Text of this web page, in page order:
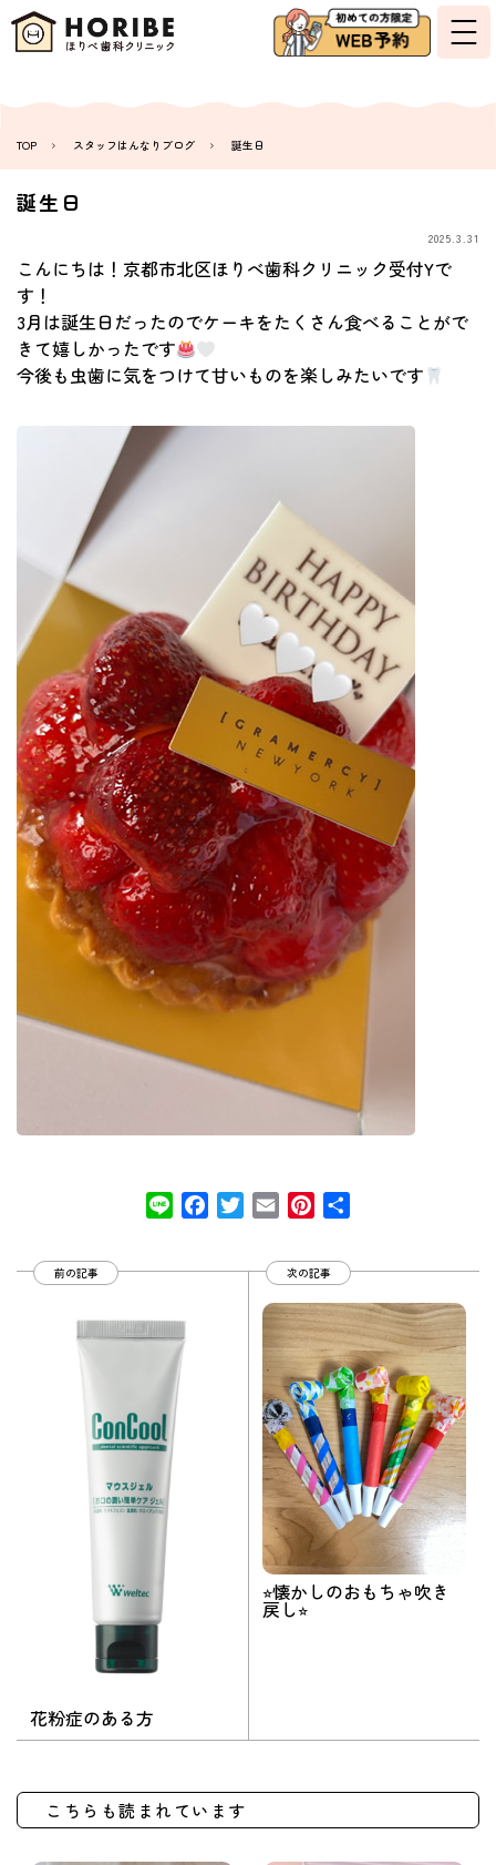
TOP スタッフはんなりブログ 誕生日
誕生日
2025.3.31
こんにちは！京都市北区ほりべ歯科クリニック受付Yで
す！
3月は誕生日だったのでケーキをたくさん食べることがで
きて嬉しかったです
今後も虫歯に気をつけて甘いものを楽しみたいです
Line FacebookTwitter
Email Pinterest
前の記事
花粉症のある方
次の記事
⭐︎懐かしのおもちゃ吹き
戻し⭐︎
こちらも読まれています